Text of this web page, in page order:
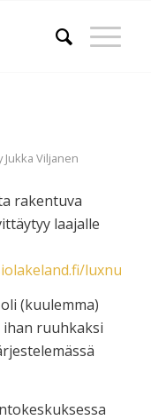
Jukka Viljanen
rakentuva
laajalle
(kuulemma)
ruuhkaksi